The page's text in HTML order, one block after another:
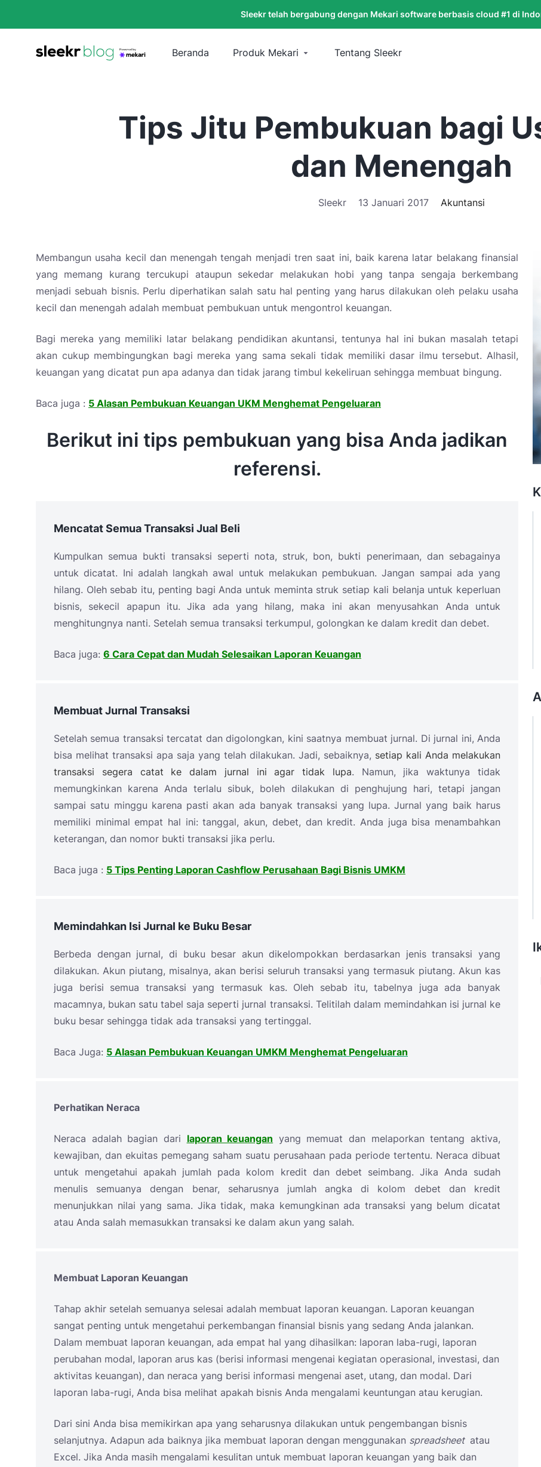
Sleekr telah bergabung dengan Mekari software berbasis cloud #1 di
Beranda Produk Mekari Tentang Sleekr
Tips Jitu Pembukuan bagi
dan Menengah
Sleekr 13 Januari 2017 Akuntansi
Membangun usaha kecil dan menengah tengah menjadi tren saat ini, baik karena latar belakang finansial
yang memang kurang tercukupi ataupun sekedar melakukan hobi yang tanpa sengaja berkembang
menjadi sebuah bisnis. Perlu diperhatikan salah satu hal penting yang harus dilakukan oleh pelaku usaha
kecil dan menengah adalah membuat pembukuan untuk mengontrol keuangan.
Bagi mereka yang memiliki latar belakang pendidikan akuntansi, tentunya hal ini bukan masalah tetapi
akan cukup membingungkan bagi mereka yang sama sekali tidak memiliki dasar ilmu tersebut. Alhasil,
keuangan yang dicatat pun apa adanya dan tidak jarang timbul kekeliruan sehingga membuat bingung.
Baca juga : 5 Alasan Pembukuan Keuangan UKM Menghemat Pengeluaran
Berikut ini tips pembukuan yang bisa Anda jadikan
referensi.
Mencatat Semua Transaksi Jual Beli
Kumpulkan semua bukti transaksi seperti nota, struk, bon, bukti penerimaan, dan sebagainya
untuk dicatat. Ini adalah langkah awal untuk melakukan pembukuan. Jangan sampai ada yang
hilang. Oleh sebab itu, penting bagi Anda untuk meminta struk setiap kali belanja untuk keperluan
bisnis, sekecil apapun itu. Jika ada yang hilang, maka ini akan menyusahkan Anda untuk
menghitungnya nanti. Setelah semua transaksi terkumpul, golongkan ke dalam kredit dan debet.
Baca juga: 6 Cara Cepat dan Mudah Selesaikan Laporan Keuangan
Membuat Jurnal Transaksi
Setelah semua transaksi tercatat dan digolongkan, kini saatnya membuat jurnal. Di jurnal ini, Anda
bisa melihat transaksi apa saja yang telah dilakukan. Jadi, sebaiknya, setiap kali Anda melakukan
transaksi segera catat ke dalam jurnal ini agar tidak lupa. Namun, jika waktunya tidak
memungkinkan karena Anda terlalu sibuk, boleh dilakukan di penghujung hari, tetapi jangan
sampai satu minggu karena pasti akan ada banyak transaksi yang lupa. Jurnal yang baik harus
memiliki minimal empat hal ini: tanggal, akun, debet, dan kredit. Anda juga bisa menambahkan
keterangan, dan nomor bukti transaksi jika perlu.
Baca juga : 5 Tips Penting Laporan Cashflow Perusahaan Bagi Bisnis UMKM
Memindahkan Isi Jurnal ke Buku Besar
Berbeda dengan jurnal, di buku besar akun dikelompokkan berdasarkan jenis transaksi yang
dilakukan. Akun piutang, misalnya, akan berisi seluruh transaksi yang termasuk piutang. Akun kas
juga berisi semua transaksi yang termasuk kas. Oleh sebab itu, tabelnya juga ada banyak
macamnya, bukan satu tabel saja seperti jurnal transaksi. Telitilah dalam memindahkan isi jurnal ke
buku besar sehingga tidak ada transaksi yang tertinggal.
Baca Juga: 5 Alasan Pembukuan Keuangan UMKM Menghemat Pengeluaran
Perhatikan Neraca
Neraca adalah bagian dari laporan keuangan yang memuat dan melaporkan tentang aktiva,
kewajiban, dan ekuitas pemegang saham suatu perusahaan pada periode tertentu. Neraca dibuat
untuk mengetahui apakah jumlah pada kolom kredit dan debet seimbang. Jika Anda sudah
menulis semuanya dengan benar, seharusnya jumlah angka di kolom debet dan kredit
menunjukkan nilai yang sama. Jika tidak, maka kemungkinan ada transaksi yang belum dicatat
atau Anda salah memasukkan transaksi ke dalam akun yang salah.
Membuat Laporan Keuangan
Tahap akhir setelah semuanya selesai adalah membuat laporan keuangan. Laporan keuangan
sangat penting untuk mengetahui perkembangan finansial bisnis yang sedang Anda jalankan.
Dalam membuat laporan keuangan, ada empat hal yang dihasilkan: laporan laba-rugi, laporan
perubahan modal, laporan arus kas (berisi informasi mengenai kegiatan operasional, investasi, dan
aktivitas keuangan), dan neraca yang berisi informasi mengenai aset, utang, dan modal. Dari
laporan laba-rugi, Anda bisa melihat apakah bisnis Anda mengalami keuntungan atau kerugian.
Dari sini Anda bisa memikirkan apa yang seharusnya dilakukan untuk pengembangan bisnis
selanjutnya. Adapun ada baiknya jika membuat laporan dengan menggunakan spreadsheet atau
Excel. Jika Anda masih mengalami kesulitan untuk membuat laporan keuangan yang baik dan